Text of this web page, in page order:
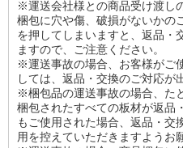
※運送会社様との商品受け渡し
梱包に穴や傷、破損がないかの
を押してしまいますと、返品・
ますので、ご注意ください。
※運送事故の場合、お客様がご
しては、返品・交換のご対応が
※梱包品の運送事故の場合、た
梱包されたすべての板材が返品
もご使用された場合、返品・交
用を控えていただきますようお